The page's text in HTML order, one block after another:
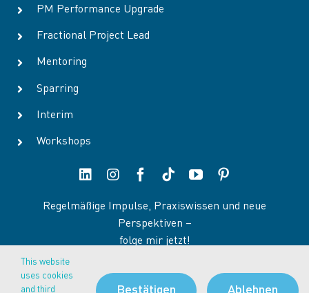
PM Performance Upgrade
Fractional Project Lead
Mentoring
Sparring
Interim
Workshops
Regelmäßige Impulse, Praxiswissen und neue
Perspektiven –
folge mir jetzt!
This website
uses cookies
and third
Bestätigen Ablehnen